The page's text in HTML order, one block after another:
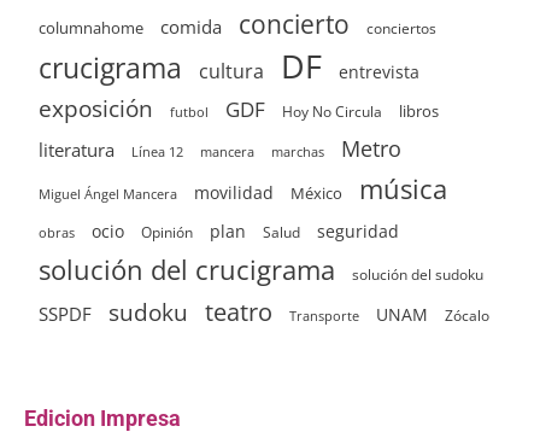
columnahome comida concierto conciertos
crucigrama cultura DF entrevista
exposición futbol GDF Hoy No Circula libros
literatura Línea 12 mancera marchas Metro
Miguel Ángel Mancera movilidad México música
obras ocio Opinión plan Salud seguridad
solución del crucigrama solución del sudoku
SSPDF sudoku teatro Transporte UNAM Zócalo
Edicion Impresa